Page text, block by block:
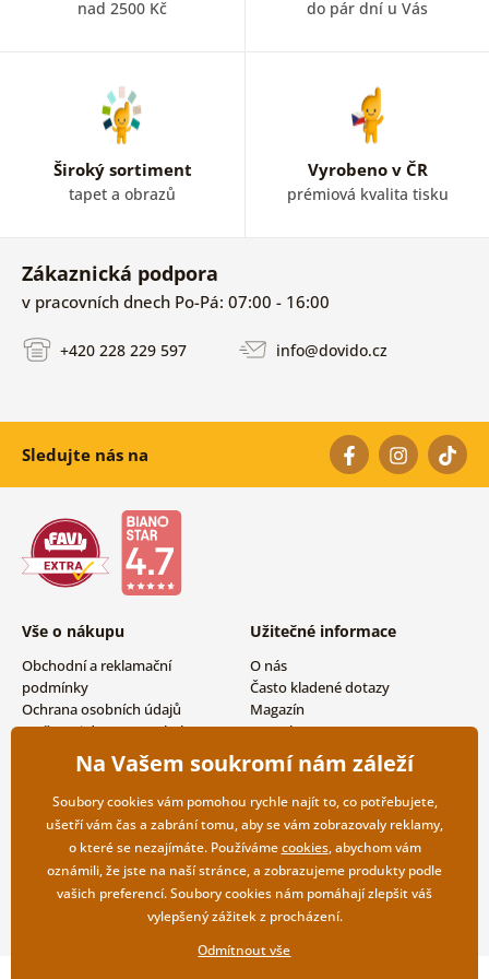
nad 2500 Kč do pár dní u Vás
Široký sortiment
tapet a obrazů
Vyrobeno v ČR
prémiová kvalita tisku
Zákaznická podpora
v pracovních dnech Po-Pá: 07:00 - 16:00
+420 228 229 597 info@dovido.cz
Sledujte nás na
Vše o nákupu
Obchodní a reklamační
podmínky
Ochrana osobních údajů
Možnosti dopravy a platby
Vrácení zboží
Užitečné informace
O nás
Často kladené dotazy
Magazín
Kontakty
Velkoobchodní spolupráce
Na Vašem soukromí nám záleží
Soubory cookies vám pomohou rychle najít to, co potřebujete,
ušetří vám čas a zabrání tomu, aby se vám zobrazovaly reklamy,
o které se nezajímáte. Používámecookies, abychom vám
oznámili, že jste na naší stránce, a zobrazujeme produkty podle
vašich preferencí. Soubory cookies nám pomáhají zlepšit váš
vylepšený zážitek z procházení.
Odmítnout vše